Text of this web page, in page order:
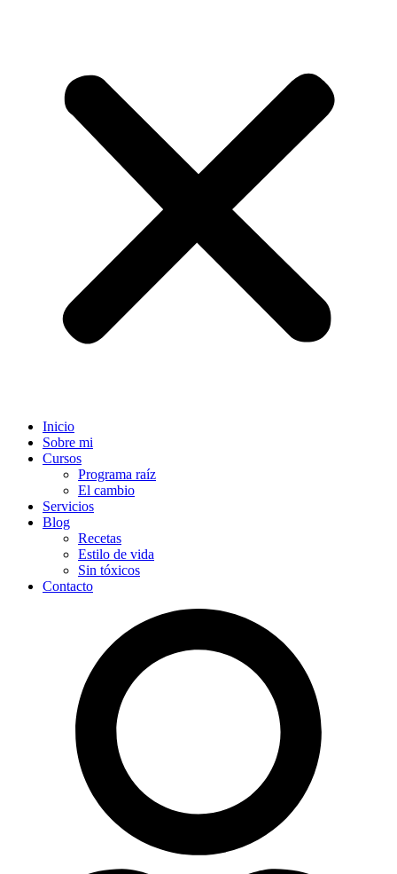
Inicio
Sobre mi
Cursos
Programa raíz
El cambio
Servicios
Blog
Recetas
Estilo de vida
Sin tóxicos
Contacto